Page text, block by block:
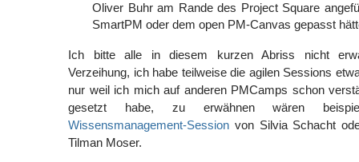
Oliver Buhr am Rande des Project Square
SmartPM oder dem open PM-Canvas gepasst
Ich bitte alle in diesem kurzen Abriss nicht
Verzeihung, ich habe teilweise die agilen Sessions
nur weil ich mich auf anderen PMCamps schon
gesetzt habe, zu erwähnen wären
Wissensmanagement-Session von Silvia Schacht
Tilman Moser.